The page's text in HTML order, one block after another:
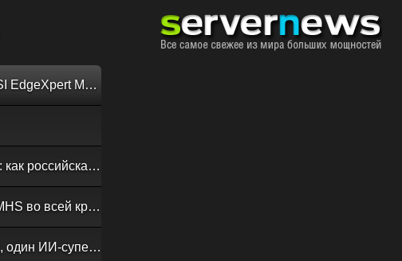
Обзор «малолитражного суперкомпьютера» MSI EdgeXpert MS-C931
Своевременная доставка до последнего байта: как российская сеть Curator CDN совмещает скорость, безопасность и гибкость управления
Обзор сервера ASUS RS720A-E13-RS8G: DC-MHS во всей красе
NVIDIA Vera Rubin POD: семь чипов, пять стоек, один ИИ-суперкомпьютер